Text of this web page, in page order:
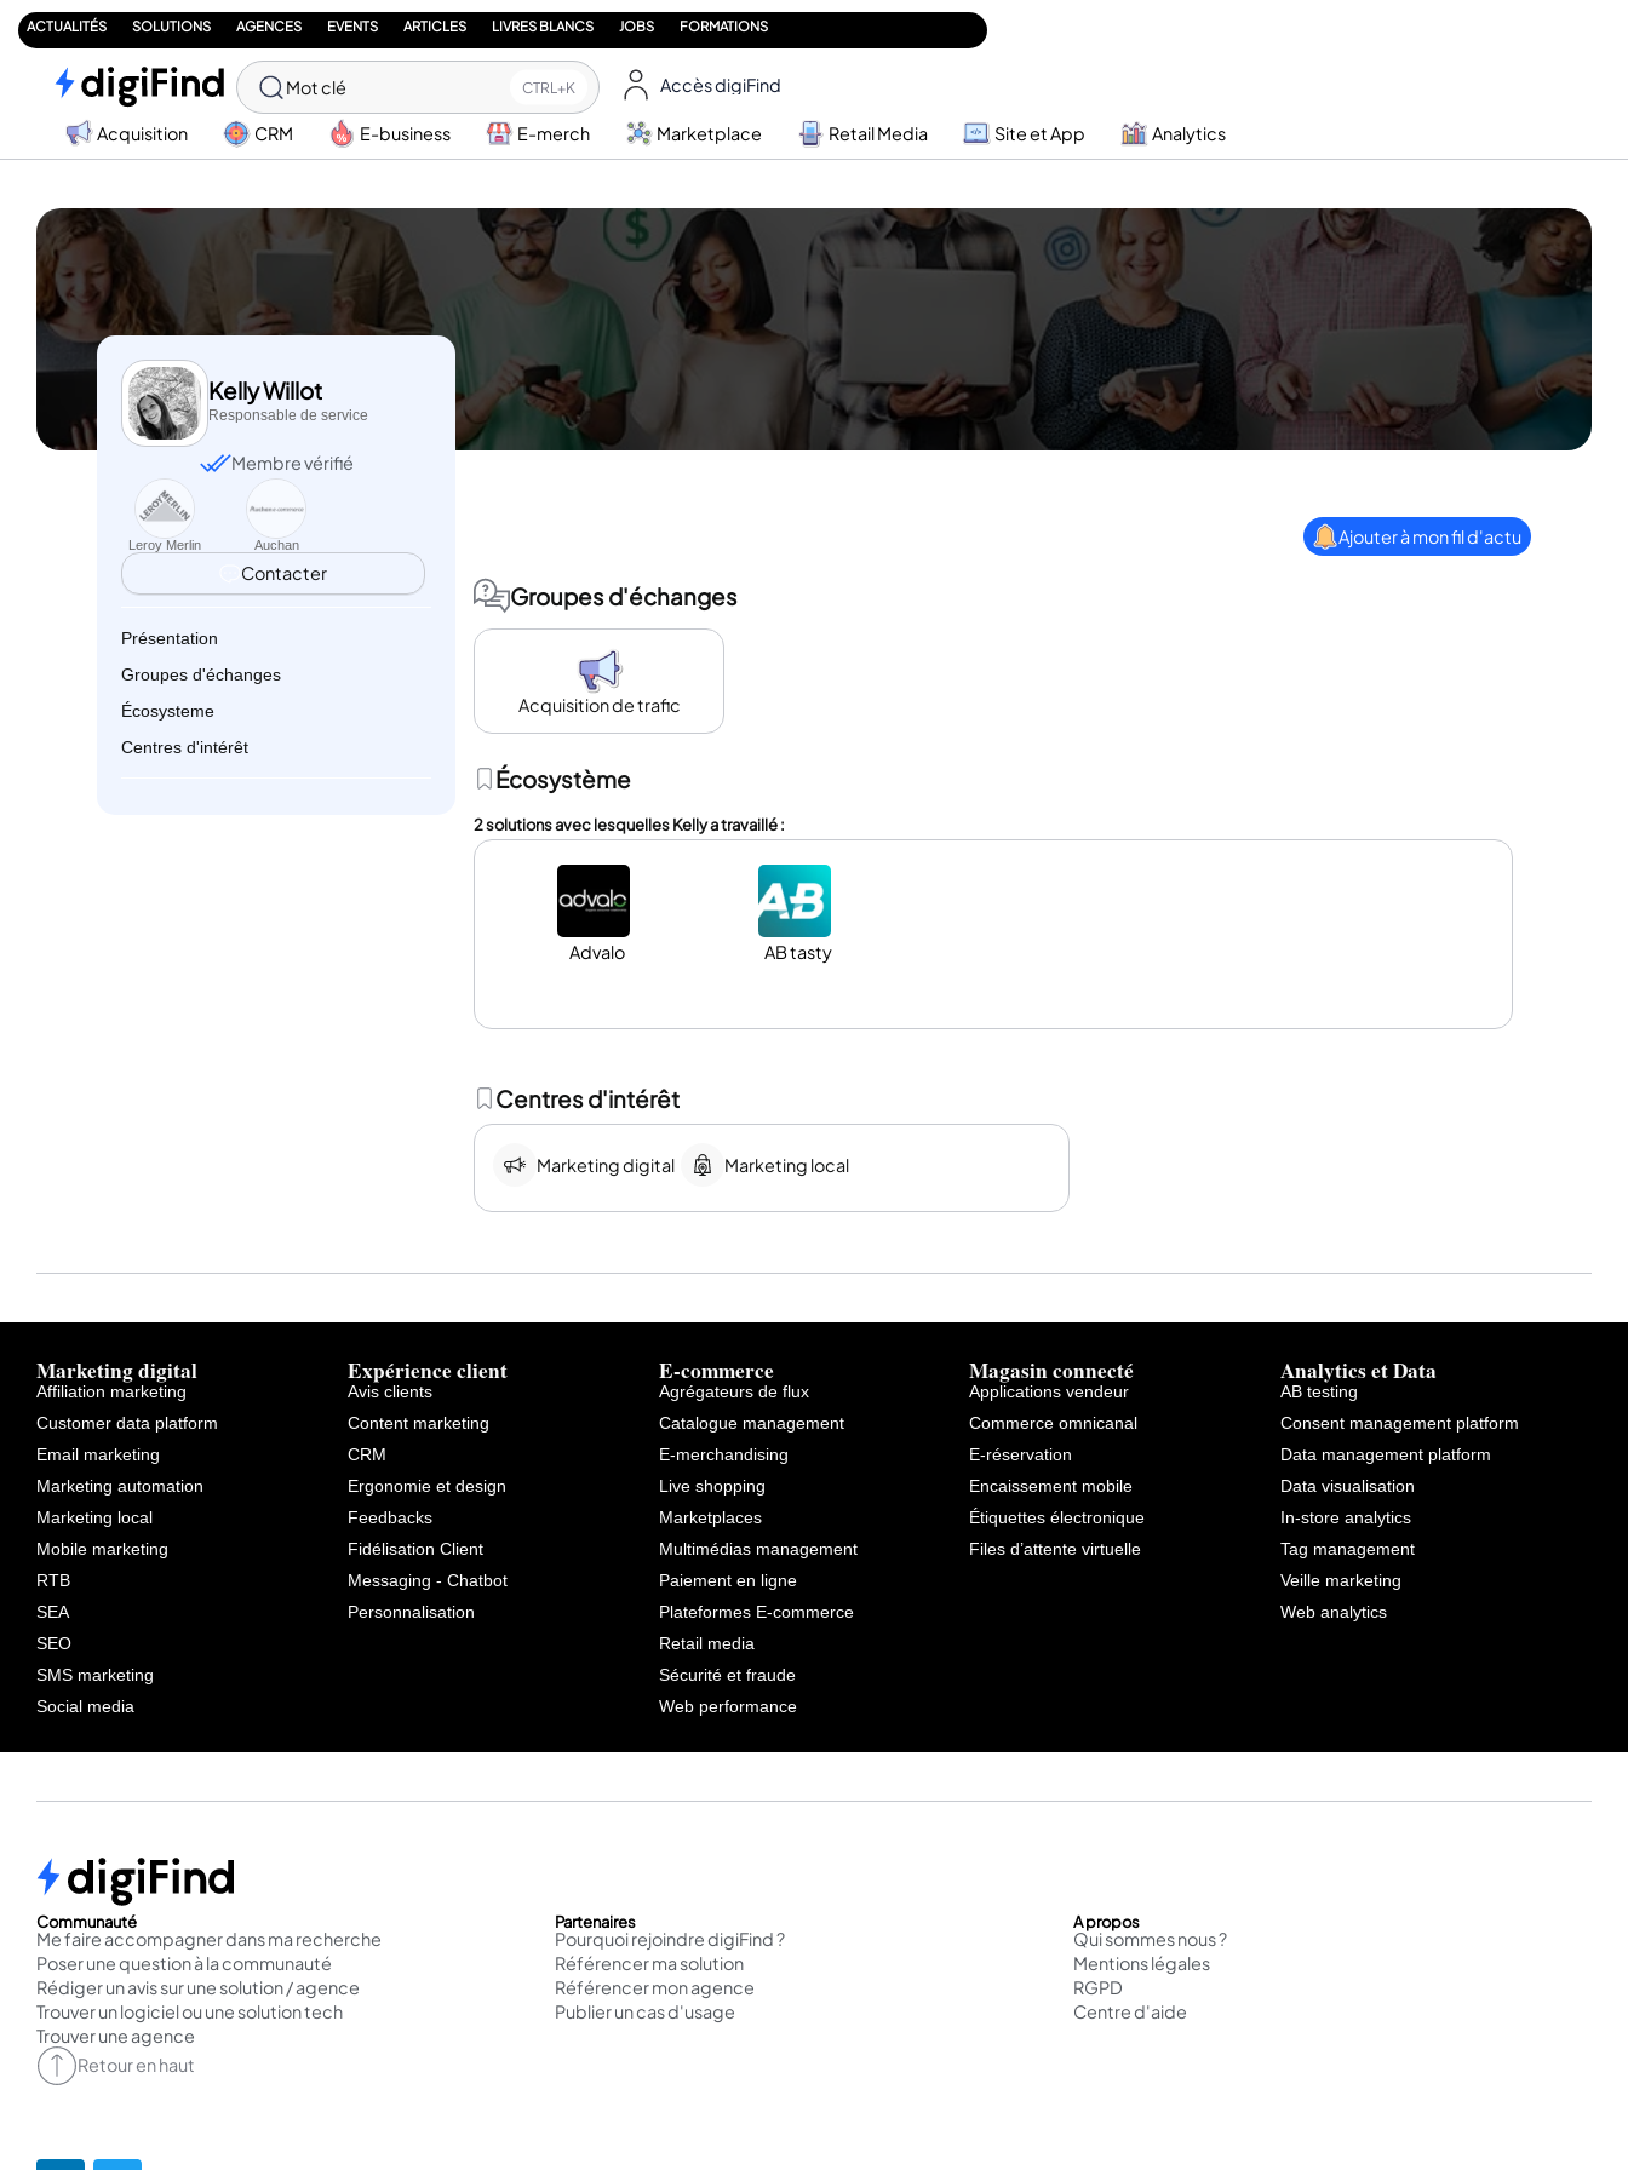
ACTUALITÉS SOLUTIONS AGENCES EVENTS ARTICLES LIVRES BLANCS JOBS FORMATIONS
Mot clé CTRL+K Accès digiFind
Acquisition CRM E-business E-merch Marketplace Retail Media Site et App Analytics
Kelly Willot
Responsable de service
Membre vérifié
Leroy Merlin Auchan
Contacter
Présentation
Groupes d'échanges
Écosysteme
Centres d'intérêt
Ajouter à mon fil d'actu
Groupes d'échanges
Acquisition de trafic
Écosystème
2 solutions avec lesquelles Kelly a travaillé :
Advalo AB tasty
Centres d'intérêt
Marketing digital Marketing local
Marketing digital
Affiliation marketing
Customer data platform
Email marketing
Marketing automation
Marketing local
Mobile marketing
RTB
SEA
SEO
SMS marketing
Social media
Expérience client
Avis clients
Content marketing
CRM
Ergonomie et design
Feedbacks
Fidélisation Client
Messaging - Chatbot
Personnalisation
E-commerce
Agrégateurs de flux
Catalogue management
E-merchandising
Live shopping
Marketplaces
Multimédias management
Paiement en ligne
Plateformes E-commerce
Retail media
Sécurité et fraude
Web performance
Magasin connecté
Applications vendeur
Commerce omnicanal
E-réservation
Encaissement mobile
Étiquettes électronique
Files d’attente virtuelle
Analytics et Data
AB testing
Consent management platform
Data management platform
Data visualisation
In-store analytics
Tag management
Veille marketing
Web analytics
Communauté
Me faire accompagner dans ma recherche
Poser une question à la communauté
Rédiger un avis sur une solution / agence
Trouver un logiciel ou une solution tech
Trouver une agence
Partenaires
Pourquoi rejoindre digiFind ?
Référencer ma solution
Référencer mon agence
Publier un cas d'usage
A propos
Qui sommes nous ?
Mentions légales
RGPD
Centre d'aide
Retour en haut